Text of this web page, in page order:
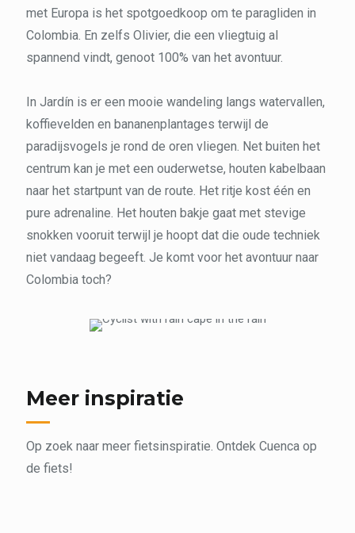
met Europa is het spotgoedkoop om te paragliden in
Colombia. En zelfs Olivier, die een vliegtuig al
spannend vindt, genoot 100% van het avontuur.
In Jardín is er een mooie wandeling langs watervallen,
koffievelden en bananenplantages terwijl de
paradijsvogels je rond de oren vliegen. Net buiten het
centrum kan je met een ouderwetse, houten kabelbaan
naar het startpunt van de route. Het ritje kost één en
pure adrenaline. Het houten bakje gaat met stevige
snokken vooruit terwijl je hoopt dat die oude techniek
niet vandaag begeeft. Je komt voor het avontuur naar
Colombia toch?
Meer inspiratie
Op zoek naar meer fietsinspiratie. Ontdek Cuenca op
de fiets!